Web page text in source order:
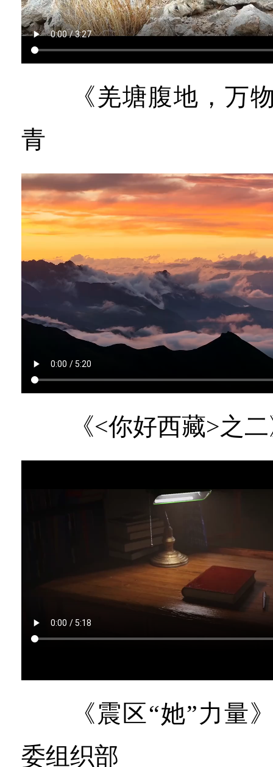
《羌塘腹地，万物
青
《<你好西藏>之二
《震区“她”力量》
委组织部